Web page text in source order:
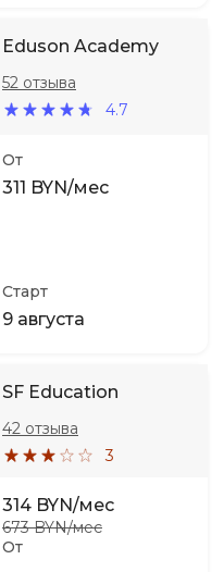
Eduson Academy
4.7
52 отзыва
От
311 BYN/мес
Старт
9 августа
SF Education
3
42 отзыва
От
314 BYN/мес
673 BYN/мес